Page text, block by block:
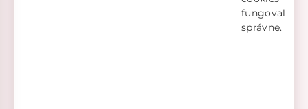
fungoval
správne.